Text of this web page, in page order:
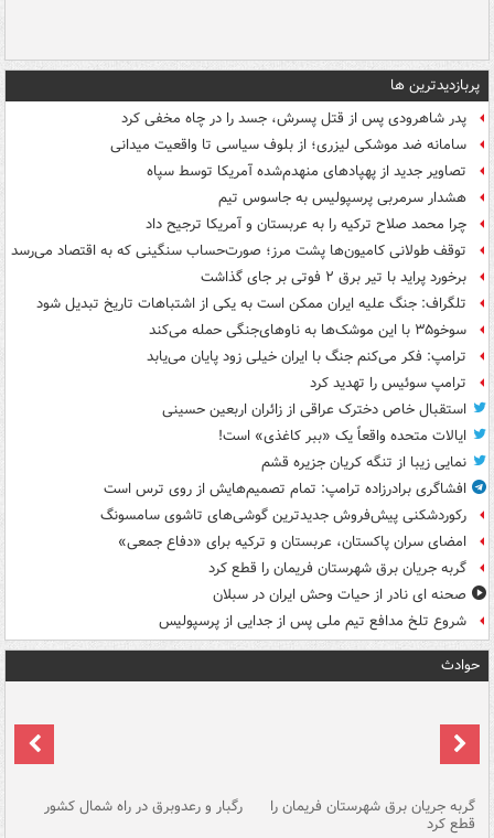
پربازدیدترین ها
پدر شاهرودی پس از قتل پسرش، جسد را در چاه مخفی کرد
سامانه ضد موشکی لیزری؛ از بلوف سیاسی تا واقعیت میدانی
تصاویر جدید از پهپادهای منهدم‌شده آمریکا توسط سپاه
هشدار سرمربی پرسپولیس به جاسوس تیم
چرا محمد صلاح ترکیه را به عربستان و آمریکا ترجیح داد
توقف طولانی کامیون‌ها پشت مرز؛ صورت‌حساب سنگینی که به اقتصاد می‌رسد
برخورد پراید با تیر برق ۲ فوتی بر جای گذاشت
تلگراف: جنگ علیه ایران ممکن است به یکی از اشتباهات تاریخ تبدیل شود
سوخو۳۵ با این موشک‌ها به ناوهای‌جنگی حمله می‌کند
ترامپ: فکر می‌کنم جنگ با ایران خیلی زود پایان می‌یابد
ترامپ سوئیس را تهدید کرد
استقبال خاص دخترک عراقی از زائران اربعین حسینی
ایالات متحده واقعاً یک «ببر کاغذی» است!
نمایی زیبا از تنگه کریان جزیره قشم
افشاگری برادرزاده ترامپ: تمام تصمیم‌هایش از روی ترس است
رکوردشکنی پیش‌فروش جدیدترین گوشی‌های تاشوی سامسونگ
امضای سران پاکستان، عربستان و ترکیه برای «دفاع جمعی»
گربه جریان برق شهرستان فریمان را قطع کرد
صحنه ای نادر از حیات وحش ایران در سبلان
شروع تلخ مدافع تیم ملی پس از جدایی از پرسپولیس
حوادث
گربه جریان برق شهرستان فریمان را
قطع کرد
رگبار و رعدوبرق در راه شمال کشور